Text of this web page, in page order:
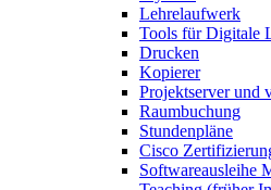
Lehrelaufwerk
Tools für Digitale
Drucken
Kopierer
Projektserver und
Raumbuchung
Stundenpläne
Cisco
Softwareausleihe